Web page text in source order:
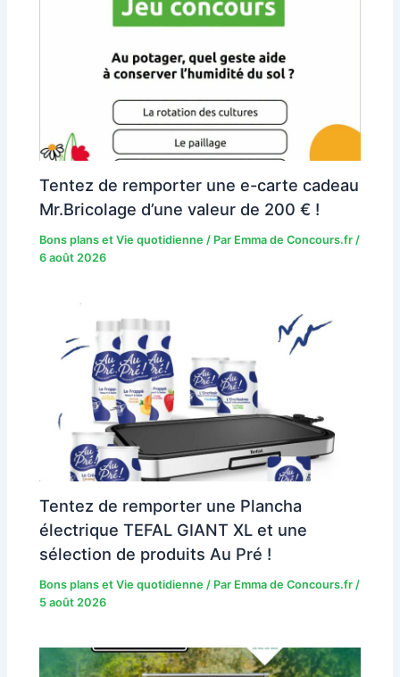
Tentez de remporter une e-carte cadeau
Mr.Bricolage d’une valeur de 200 € !
Bons plans et Vie quotidienne / Par Emma de Concours.fr/
6 août 2026
Tentez de remporter une Plancha
électrique TEFAL GIANT XL et une
sélection de produits Au Pré !
Bons plans et Vie quotidienne / Par Emma de Concours.fr/
5 août 2026